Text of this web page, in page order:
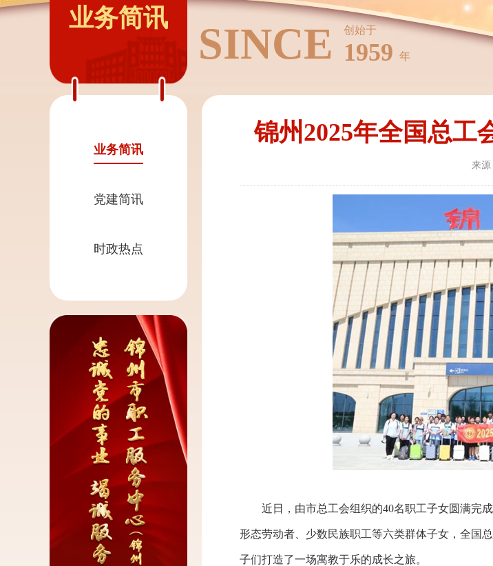
SINCE 创始于
1959 年
业务简讯
业务简讯
党建简讯
时政热点
锦州2025年全国总工
来源
近日，由市总工会组织的40名职工子女圆满完成
形态劳动者、少数民族职工等六类群体子女，全国
子们打造了一场寓教于乐的成长之旅。